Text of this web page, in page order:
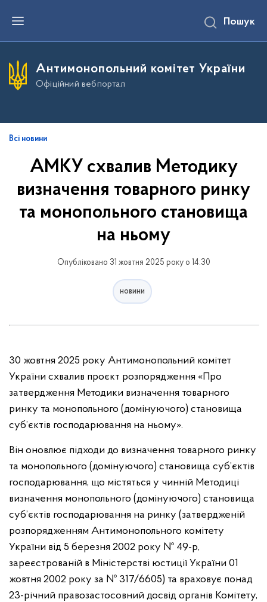
е
и
д
в
Пошук
Антимонопольний комітет України
Офіційний вебпортал
Всі новини
АМКУ схвалив Методику
визначення товарного ринку
та монопольного становища
на ньому
Опубліковано 31 жовтня 2025 року о 14:30
новини
30 жовтня 2025 року Антимонопольний комітет
України схвалив проєкт розпорядження «Про
затвердження Методики визначення товарного
ринку та монопольного (домінуючого) становища
суб’єктів господарювання на ньому».
Він оновлює підходи до визначення товарного ринку
та монопольного (домінуючого) становища суб’єктів
господарювання, що містяться у чинній Методиці
визначення монопольного (домінуючого) становища
суб’єктів господарювання на ринку (затвердженій
розпорядженням Антимонопольного комітету
України від 5 березня 2002 року № 49-р,
зареєстрованій в Міністерстві юстиції України 01
жовтня 2002 року за № 317/6605) та враховує понад
23-річний правозастосовний досвід органів Комітету,